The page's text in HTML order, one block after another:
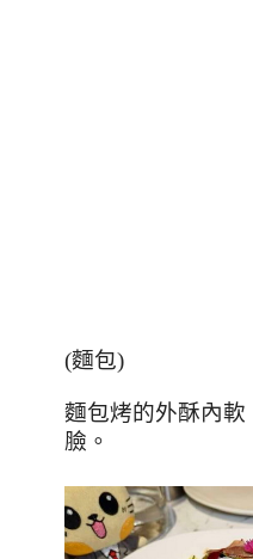
(麵包)
麵包烤的外酥內
臉。